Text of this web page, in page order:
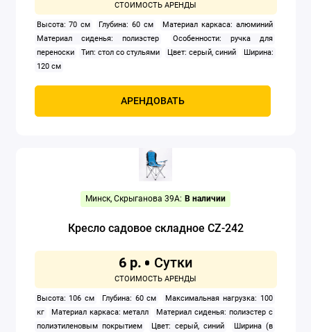
Высота: 70 см Глубина: 60 см
Материал каркаса: алюминий
Материал сиденья: полиэстер
Особенности: ручка для
переноски
Тип: стол со стульями Цвет: серый, синий
Ширина:
120 см
АРЕНДОВАТЬ
Минск, Скрыганова 39А: В наличии
Кресло садовое складное CZ-242
6 р.
Высота: 106 см Глубина: 60 см
Максимальная нагрузка: 100
кг
Материал каркаса: металл
Материал сиденья: полиэстер с
полиэтиленовым покрытием
Цвет: серый, синий
Ширина (в